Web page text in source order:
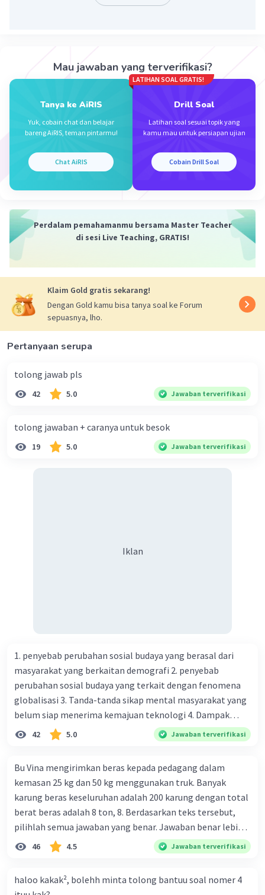
Level 1
16 September 2024 05:31
Beri Rating·0.0(0 Balas
Mau jawaban yang terverifikasi?
Tanya ke AiRIS
Yuk, cobain chat dan belajar
bareng AiRIS, teman pintarmu!
Chat AiRIS
LATIHAN SOAL GRATIS!
Drill Soal
Latihan soal sesuai topik yang
kamu mau untuk persiapan ujian
Cobain Drill Soal
Perdalam pemahamanmu bersama Master Teacher
di sesi Live Teaching, GRATIS!
Klaim Gold gratis sekarang!
Dengan Gold kamu bisa tanya soal ke Forum
sepuasnya, lho.
Pertanyaan serupa
tolong jawab pls
42 5.0 Jawaban terverifikasi
tolong jawaban + caranya untuk besok
19 5.0 Jawaban terverifikasi
Iklan
1. penyebab perubahan sosial budaya yang berasal dari
masyarakat yang berkaitan demografi 2. penyebab
perubahan sosial budaya yang terkait dengan fenomena
globalisasi 3. Tanda-tanda sikap mental masyarakat yang
belum siap menerima kemajuan teknologi 4. Dampak
modernisasi dalam kehidupan sosial masyarakat 5.
Kegiatan manusia di bidang ekonomi yang menunjukkan
modernisasi di bidang ilmu pengetahuan dan pendidikan
terhadap pola pikir masyarakat 7. Konsep mengenai
proses modernisasi di masyarakat seringkali mengalami
kesalahan pahaman, salah satunya kesalahan tersebut
menganggap jika menjadi modern adalah mengikuti... 8.
arti dari globalisasi 9. Bentuk kearifan lokal di wilayah
dukungan dalam bentuk kebudayaan 10. Syarat menjaga
42 5.0 Jawaban terverifikasi
Bu Vina mengirimkan beras kepada pedagang dalam
kemasan 25 kg dan 50 kg menggunakan truk. Banyak
karung beras keseluruhan adalah 200 karung dengan total
berat beras adalah 8 ton, 8. Berdasarkan teks tersebut,
pilihlah semua jawaban yang benar. Jawaban benar lebih
dari satu. Banyak karung beras kemasan 25 kg adalah 50
buah. Banyak karung beras kemasan 50 kg adalah 150
ton. Perbandingan berat beras kemasan 25 kg dan 50 kg
46 4.5 Jawaban terverifikasi
haloo kakak², bolehh minta tolong bantuu soal nomer 4